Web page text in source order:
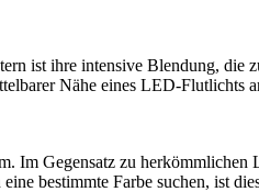
ist ihre intensive Blendung, die
Nähe eines LED-Flutlichts
Im Gegensatz zu
bestimmte Farbe suchen, ist